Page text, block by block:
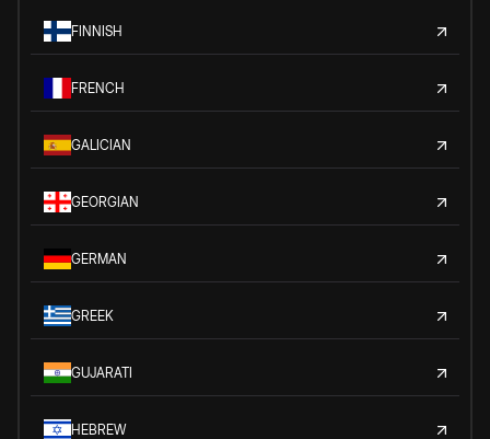
FINNISH
FRENCH
GALICIAN
GEORGIAN
GERMAN
GREEK
GUJARATI
HEBREW